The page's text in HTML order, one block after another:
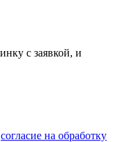
с заявкой, и
согласие на обработку